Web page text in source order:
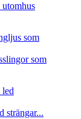
som
strängar...